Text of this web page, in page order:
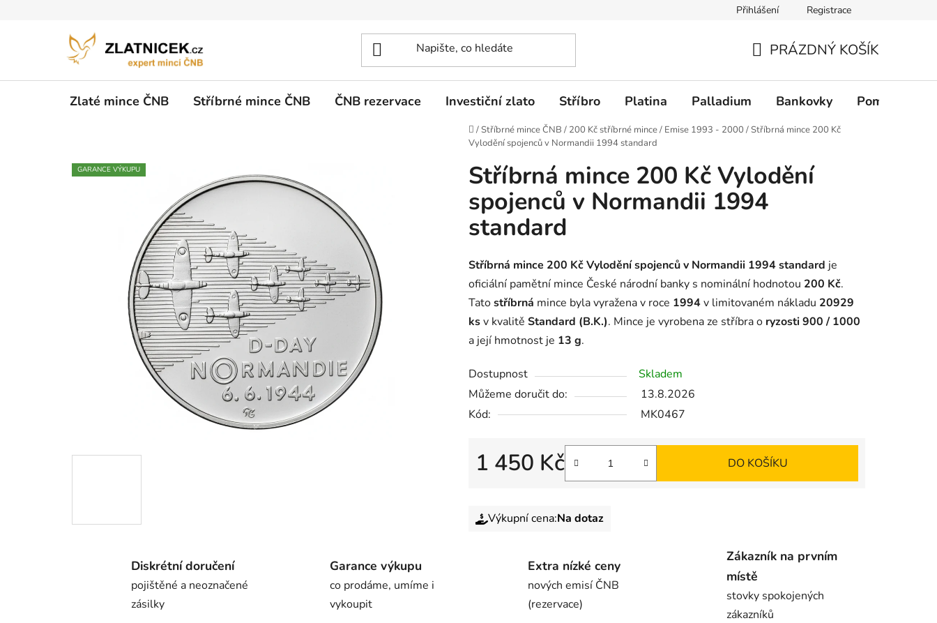
Přihlášení Registrace
PRÁZDNÝ KOŠÍK
Zlaté mince ČNB Stříbrné mince ČNB ČNB rezervace Investiční zlato Stříbro Platina Palladium Bankovky Pomůcky
Domů
/Stříbrné mince ČNB / 200 Kč stříbrné mince/ Emise 1993 - 2000 /Stříbrná mince 200 Kč
Vylodění spojenců v Normandii 1994 standard
Stříbrná mince 200 Kč Vylodění
spojenců v Normandii 1994
standard
Stříbrná mince 200 Kč Vylodění spojenců v Normandii 1994 standard je
oficiální pamětní mince České národní banky s nominální hodnotou 200 Kč.
Tatostříbrná mince byla vyražena v roce 1994v limitovaném nákladu 20929
ksv kvalitě Standard (B.K.). Mince je vyrobena ze stříbra o ryzosti 900 / 1000
a její hmotnost je 13 g.
Dostupnost
Skladem
Můžeme doručit do:
13.8.2026
Kód:
MK0467
1 450 Kč DO KOŠÍKU
Výkupní cena:Na dotaz
GARANCE VÝKUPU
Diskrétní doručení
pojištěné a neoznačené
zásilky
Garance výkupu
co prodáme, umíme i
vykoupit
Extra nízké ceny
nových emisí ČNB
(rezervace)
Zákazník na prvním
místě
stovky spokojených
zákazníků